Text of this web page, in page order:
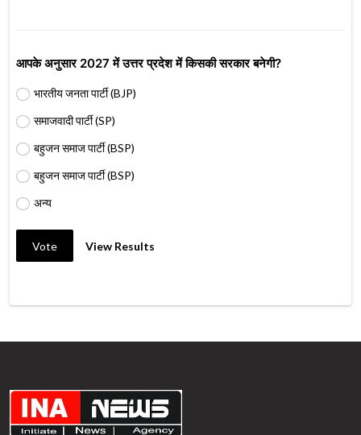
आपके अनुसार 2027 में उत्तर प्रदेश में किसकी सरकार बनेगी?
भारतीय जनता पार्टी (BJP)
समाजवादी पार्टी (SP)
बहुजन समाज पार्टी (BSP)
बहुजन समाज पार्टी (BSP)
अन्य
Vote View Results